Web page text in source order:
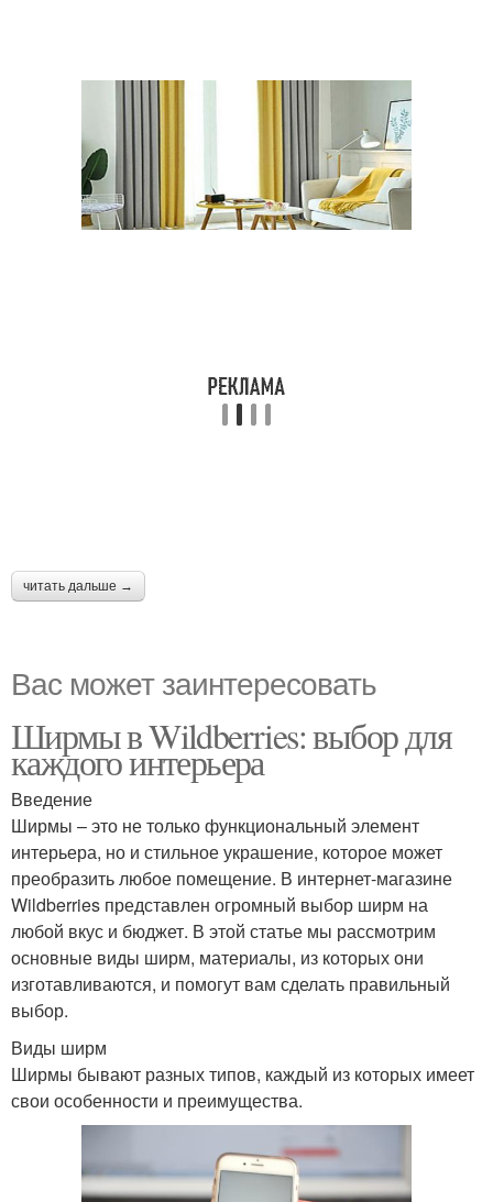
читать дальше →
Вас может заинтересовать
Ширмы в Wildberries: выбор для
каждого интерьера
Введение
Ширмы – это не только функциональный элемент
интерьера, но и стильное украшение, которое может
преобразить любое помещение. В интернет-магазине
Wildberries представлен огромный выбор ширм на
любой вкус и бюджет. В этой статье мы рассмотрим
основные виды ширм, материалы, из которых они
изготавливаются, и помогут вам сделать правильный
выбор.
Виды ширм
Ширмы бывают разных типов, каждый из которых имеет
свои особенности и преимущества.